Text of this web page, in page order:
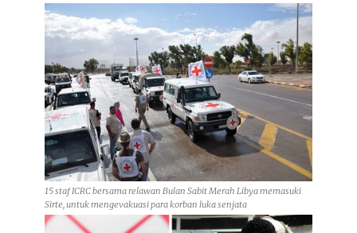
15 staf ICRC bersama relawan Bulan Sabit Merah Libya memasuki
Sirte, untuk mengevakuasi para korban luka senjata